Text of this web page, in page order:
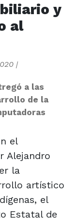
y
al
|
a las
de la
el
Alejandro
la
artístico
el
Estatal de